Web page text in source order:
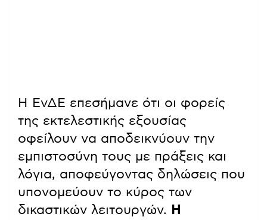
Η ΕνΔΕ επεσήμανε ότι οι φορείς
της εκτελεστικής εξουσίας
οφείλουν να αποδεικνύουν την
εμπιστοσύνη τους με πράξεις και
λόγια, αποφεύγοντας δηλώσεις που
υπονομεύουν το κύρος των
δικαστικών λειτουργών.
Η